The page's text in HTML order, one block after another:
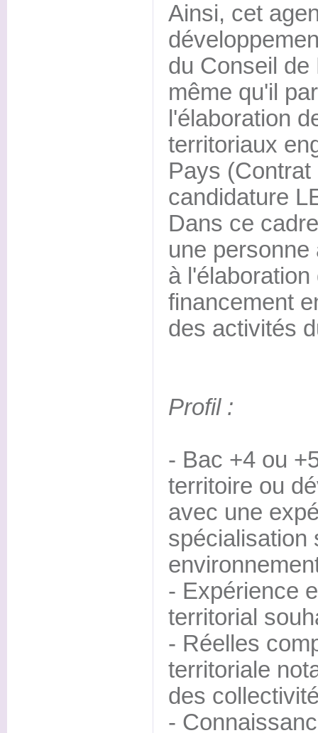
Ainsi, cet
du Conseil de
même qu'il
l'élaboration
territoriaux
Pays
candidature
Dans ce
une personne
à
financement
des activités
Profil :
- Bac +4 ou
territoire ou
avec une
spécialisation
- Expérience
territorial
- Réelles
territoriale
des
-